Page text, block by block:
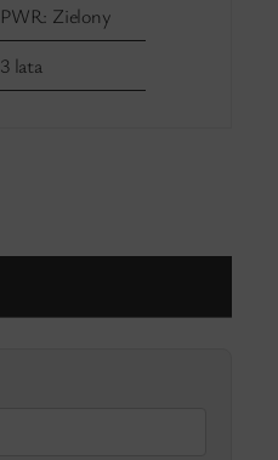
PWR: Zielony
3 lata